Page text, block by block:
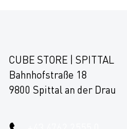
CUBE STORE | SPITTAL
Bahnhofstraße 18
9800 Spittal an der Drau